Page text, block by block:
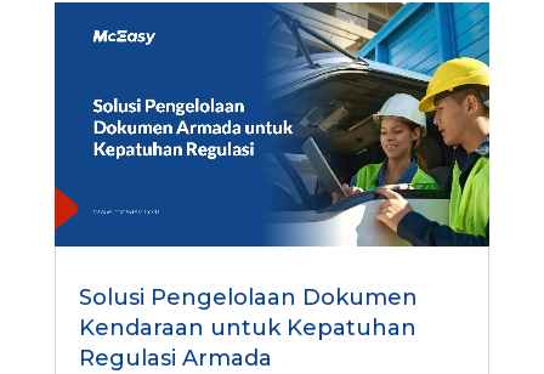
Solusi Pengelolaan Dokumen
Kendaraan untuk Kepatuhan
Regulasi Armada